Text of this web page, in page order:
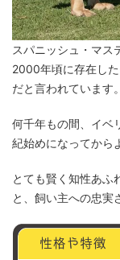
スパニッシュ・マス
2000年頃に存在し
だと言われています。
何千年もの間、イベ
紀始めになってから
とても賢く知性あふ
と、飼い主への忠実